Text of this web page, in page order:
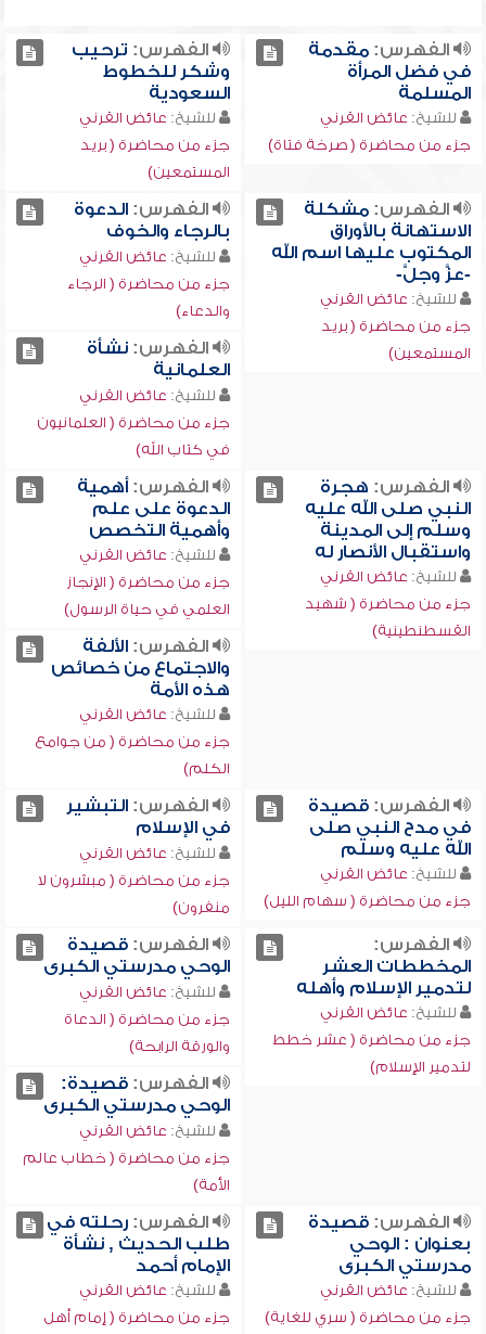
الفهرس:مقدمة
في فضل المرأة
المسلمة
للشيخ: عائض القرني
جزء من محاضرة ( صرخة فتاة)
الفهرس: ترحيب
وشكر للخطوط
السعودية
للشيخ: عائض القرني
جزء من محاضرة ( بريد
المستمعين)
الفهرس:مشكلة
الاستهانة بالأوراق
المكتوب عليها اسم الله
-عزَّ وجلَّ-
للشيخ: عائض القرني
جزء من محاضرة ( بريد
المستمعين)
الفهرس:الدعوة
بالرجاء والخوف
للشيخ: عائض القرني
جزء من محاضرة ( الرجاء
والدعاء)
الفهرس:نشأة
العلمانية
للشيخ: عائض القرني
جزء من محاضرة ( العلمانيون
في كتاب الله)
الفهرس: هجرة
النبي صلى الله عليه
وسلم إلى المدينة
واستقبال الأنصار له
للشيخ: عائض القرني
جزء من محاضرة ( شهيد
القسطنطينية)
الفهرس:أهمية
الدعوة على علم
وأهمية التخصص
للشيخ: عائض القرني
جزء من محاضرة ( الإنجاز
العلمي في حياة الرسول)
الفهرس:الألفة
والاجتماع من خصائص
هذه الأمة
للشيخ: عائض القرني
جزء من محاضرة ( من جوامع
الكلم)
الفهرس:قصيدة
في مدح النبي صلى
الله عليه وسلم
للشيخ: عائض القرني
جزء من محاضرة ( سهام الليل)
الفهرس:التبشير
في الإسلام
للشيخ: عائض القرني
جزء من محاضرة ( مبشرون لا
منفرون)
الفهرس:
المخططات العشر
لتدمير الإسلام وأهله
للشيخ: عائض القرني
جزء من محاضرة ( عشر خطط
لتدمير الإسلام)
الفهرس:قصيدة
الوحي مدرستي الكبرى
للشيخ: عائض القرني
جزء من محاضرة ( الدعاة
والورقة الرابحة)
الفهرس:قصيدة:
الوحي مدرستي الكبرى
للشيخ: عائض القرني
جزء من محاضرة ( خطاب عالم
الأمة)
الفهرس:قصيدة
بعنوان : الوحي
مدرستي الكبرى
للشيخ: عائض القرني
جزء من محاضرة ( سري للغاية)
الفهرس:رحلته في
طلب الحديث , نشأة
الإمام أحمد
للشيخ: عائض القرني
جزء من محاضرة ( إمام أهل